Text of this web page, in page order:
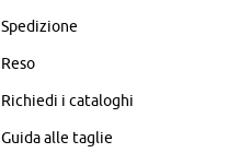
Spedizione
Reso
Richiedi i cataloghi
Guida alle taglie